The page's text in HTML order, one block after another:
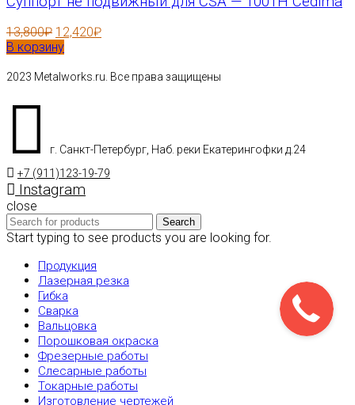
13,800₽ 12,420₽
В корзину
2023 Metalworks.ru. Все права защищены
г. Санкт-Петербург, Наб. реки Екатерингофки д.24
+7 (911)123-19-79
Instagram
close
Search
Start typing to see products you are looking for.
Продукция
Лазерная резка
Гибка
Сварка
Вальцовка
Порошковая окраска
Фрезерные работы
Слесарные работы
Токарные работы
Изготовление чертежей